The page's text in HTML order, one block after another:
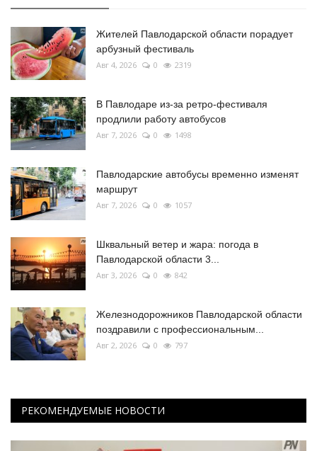
Жителей Павлодарской области порадует
арбузный фестиваль
Авг 4, 2026 0 2319
В Павлодаре из-за ретро-фестиваля
продлили работу автобусов
Авг 7, 2026 0 1498
Павлодарские автобусы временно изменят
маршрут
Авг 7, 2026 0 1057
Шквальный ветер и жара: погода в
Павлодарской области 3...
Авг 3, 2026 0 842
Железнодорожников Павлодарской области
поздравили с профессиональным...
Авг 2, 2026 0 797
РЕКОМЕНДУЕМЫЕ НОВОСТИ